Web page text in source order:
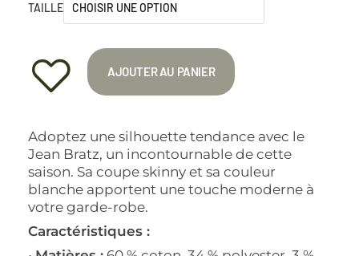
TAILLE
AJOUTER AU PANIER
Adoptez une silhouette tendance avec le
Jean Bratz, un incontournable de cette
saison. Sa coupe skinny et sa couleur
blanche apportent une touche moderne à
votre garde-robe.
Caractéristiques :